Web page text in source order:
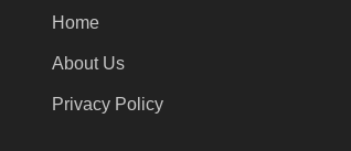
Home
About Us
Privacy Policy